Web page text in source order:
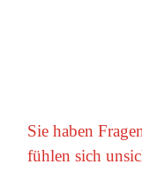
Sie haben
fühlen sich